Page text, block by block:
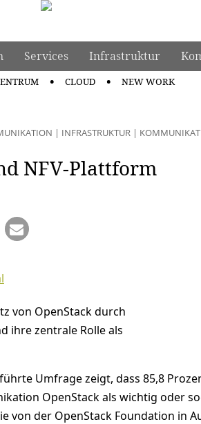
Services Infrastruktur
CLOUD NEW WORK
| INFRASTRUKTUR|
NFV-Plattform
von OpenStack durch
ihre zentrale Rolle als
Umfrage zeigt, dass 85,8
OpenStack als wichtig oder
von der OpenStack Foundation in